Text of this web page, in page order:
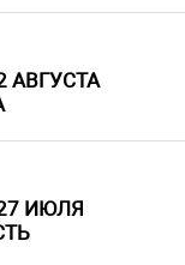
АВГУСТА
ИЮЛЯ